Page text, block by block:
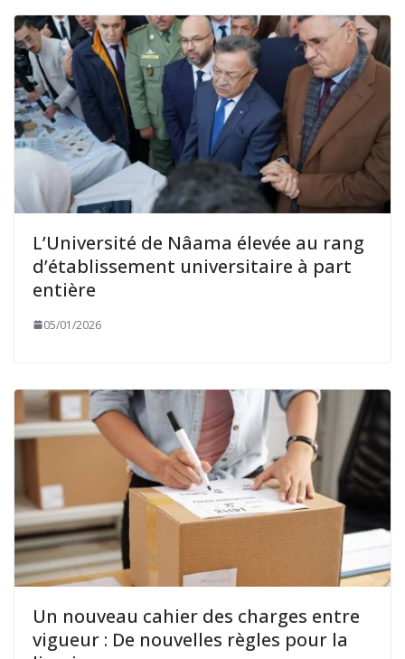
L’Université de Nâama élevée au rang
d’établissement universitaire à part
entière
05/01/2026
Un nouveau cahier des charges entre
vigueur : De nouvelles règles pour la